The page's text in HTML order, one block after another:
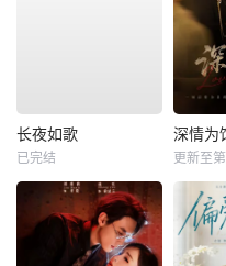
长夜如歌
已完结
深情为
更新至